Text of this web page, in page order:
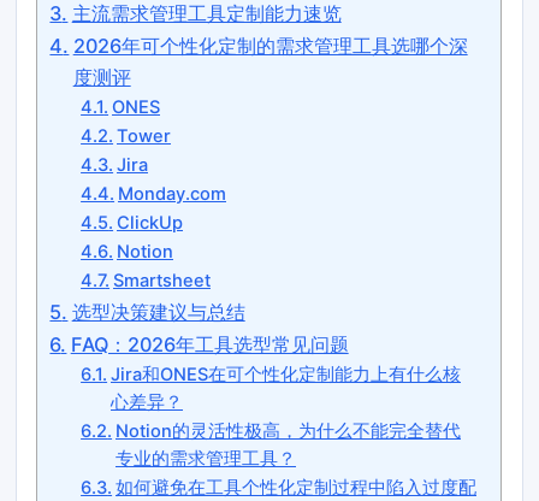
主流需求管理工具定制能力速览
2026年可个性化定制的需求管理工具选哪个深
度测评
ONES
Tower
Jira
Monday.com
ClickUp
Notion
Smartsheet
选型决策建议与总结
FAQ：2026年工具选型常见问题
Jira和ONES在可个性化定制能力上有什么核
心差异？
Notion的灵活性极高，为什么不能完全替代
专业的需求管理工具？
如何避免在工具个性化定制过程中陷入过度配